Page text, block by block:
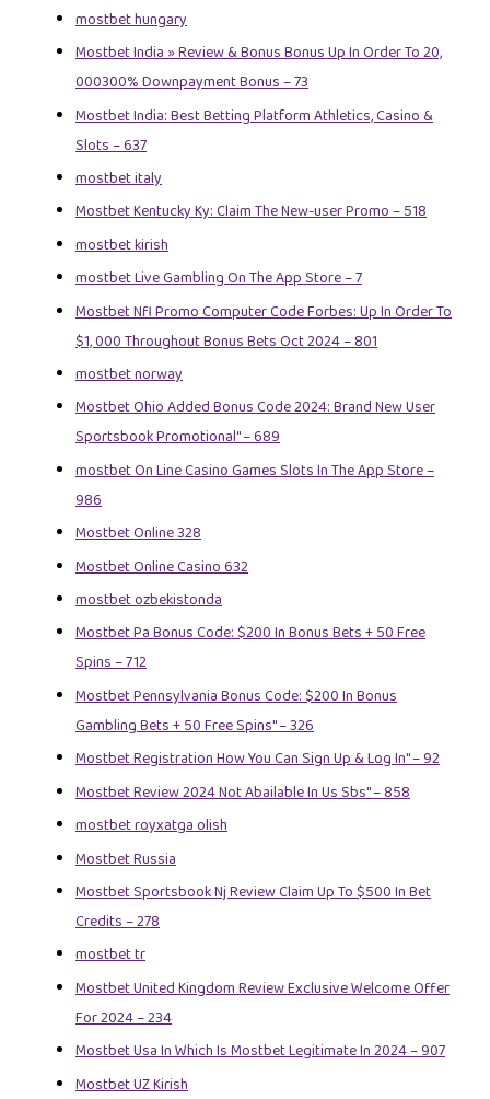
mostbet hungary
Mostbet India » Review & Bonus Bonus Up In Order To 20,
000300% Downpayment Bonus – 73
Mostbet India: Best Betting Platform Athletics, Casino &
Slots – 637
mostbet italy
Mostbet Kentucky Ky: Claim The New-user Promo – 518
mostbet kirish
‎mostbet Live Gambling On The App Store – 7
Mostbet Nfl Promo Computer Code Forbes: Up In Order To
$1, 000 Throughout Bonus Bets Oct 2024 – 801
mostbet norway
Mostbet Ohio Added Bonus Code 2024: Brand New User
Sportsbook Promotional" – 689
‎mostbet On Line Casino Games Slots In The App Store –
986
Mostbet Online 328
Mostbet Online Casino 632
mostbet ozbekistonda
Mostbet Pa Bonus Code: $200 In Bonus Bets + 50 Free
Spins – 712
Mostbet Pennsylvania Bonus Code: $200 In Bonus
Gambling Bets + 50 Free Spins" – 326
Mostbet Registration How You Can Sign Up & Log In" – 92
Mostbet Review 2024 Not Abailable In Us Sbs" – 858
mostbet royxatga olish
Mostbet Russia
Mostbet Sportsbook Nj Review Claim Up To $500 In Bet
Credits – 278
mostbet tr
Mostbet United Kingdom Review Exclusive Welcome Offer
For 2024 – 234
Mostbet Usa In Which Is Mostbet Legitimate In 2024 – 907
Mostbet UZ Kirish